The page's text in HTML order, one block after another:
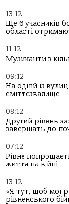
13:12
Ще 6 учасників
області
11:12
Музиканти з
09:12
На одній із
сміттєзвалище
08:12
Другий рівень
завершать до
07:12
Рівне
життя на війні
13:12
«Я тут, щоб мої
рівненського